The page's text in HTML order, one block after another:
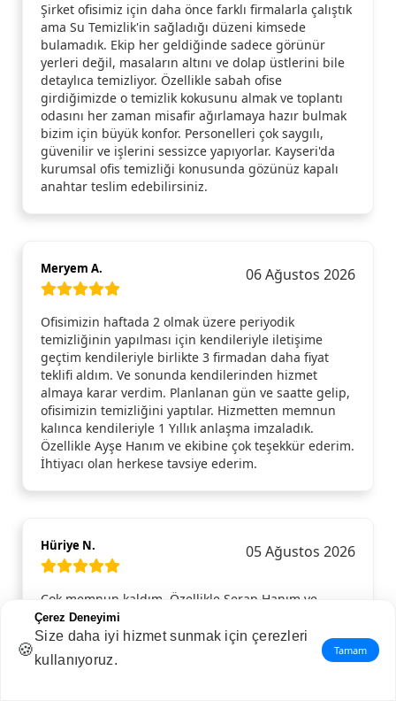
Şirket ofisimiz için daha önce farklı firmalarla çalıştık
ama Su Temizlik'in sağladığı düzeni kimsede
bulamadık. Ekip her geldiğinde sadece görünür
yerleri değil, masaların altını ve dolap üstlerini bile
detaylıca temizliyor. Özellikle sabah ofise
girdiğimizde o temizlik kokusunu almak ve toplantı
odasını her zaman misafir ağırlamaya hazır bulmak
bizim için büyük konfor. Personelleri çok saygılı,
güvenilir ve işlerini sessizce yapıyorlar. Kayseri'da
kurumsal ofis temizliği konusunda gözünüz kapalı
anahtar teslim edebilirsiniz.
Meryem A. 06 Ağustos 2026
Ofisimizin haftada 2 olmak üzere periyodik
temizliğinin yapılması için kendileriyle iletişime
geçtim kendileriyle birlikte 3 firmadan daha fiyat
teklifi aldım. Ve sonunda kendilerinden hizmet
almaya karar verdim. Planlanan gün ve saatte gelip,
ofisimizin temizliğini yaptılar. Hizmetten memnun
kalınca kendileriyle 1 Yıllık anlaşma imzaladık.
Özellikle Ayşe Hanım ve ekibine çok teşekkür ederim.
İhtiyacı olan herkese tavsiye ederim.
Hüriye N. 05 Ağustos 2026
Çok memnun kaldım. Özellikle Serap Hanım ve
ekibine evimin temizliği için gösterdikleri hassasiyet
ve detay için ayrıca teşekkür ederim.
🍪
Çerez Deneyimi
Size daha iyi hizmet sunmak için çerezleri
kullanıyoruz.
Tamam